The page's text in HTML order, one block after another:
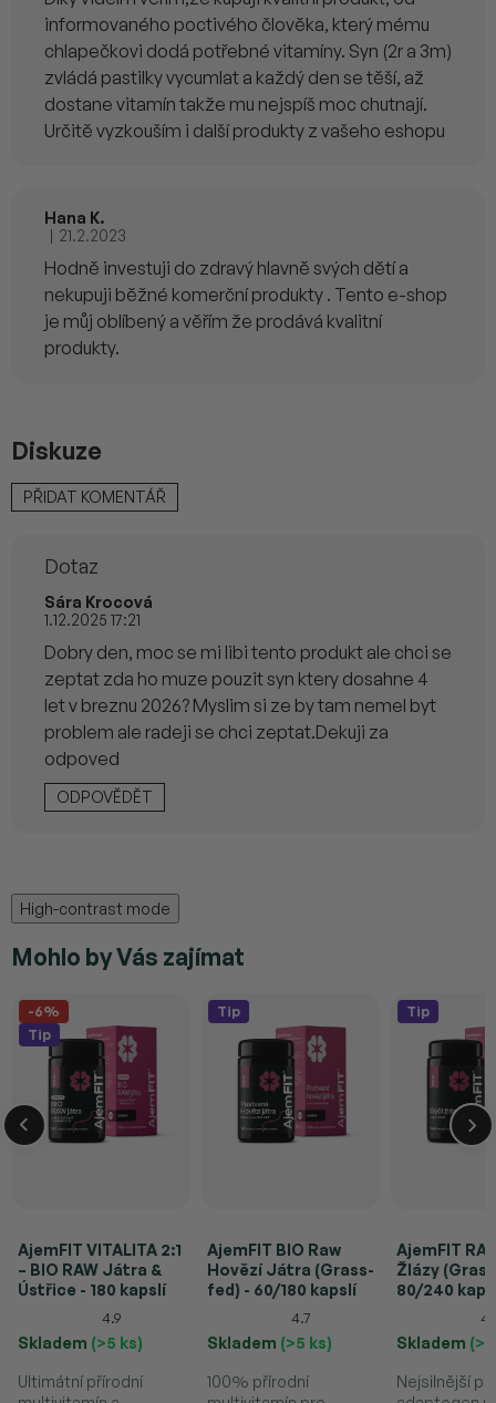
informovaného poctivého člověka, který mému
chlapečkovi dodá potřebné vitamíny. Syn (2r a 3m)
zvládá pastilky vycumlat a každý den se těší, až
dostane vitamín takže mu nejspíš moc chutnají.
Určitě vyzkouším i další produkty z vašeho eshopu
Hana K.
Hodnocení produktu je 5 z 5 hvězdiček.
| 21.2.2023
Hodně investuji do zdravý hlavně svých dětí a
nekupuji běžné komerční produkty . Tento e-shop
je můj oblíbený a věřím že prodává kvalitní
produkty.
Diskuze
PŘIDAT KOMENTÁŘ
V
ý
Dotaz
Sára Krocová
1.12.2025 17:21
Dobry den, moc se mi libi tento produkt ale chci se
zeptat zda ho muze pouzit syn ktery dosahne 4
let v breznu 2026? Myslim si ze by tam nemel byt
problem ale radeji se chci zeptat.Dekuji za
odpoved
ODPOVĚDĚT
High-contrast mode
Mohlo by Vás zajímat
-6%
Tip
AjemFIT VITALITA 2:1
– BIO RAW Játra &
Ústřice - 180 kapslí
4.9
Skladem (>5 ks)
Ultimátní přírodní
Tip
AjemFIT BIO Raw
Hovězí Játra (Grass-
fed) - 60/180 kapslí
4.7
Skladem (>5 ks)
100% přírodní
Tip
AjemFIT
Žlázy
80/240
Skladem
Nejsilnější